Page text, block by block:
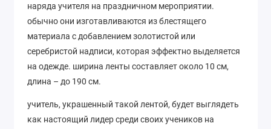
наряда учителя на праздничном мероприятии.
обычно они изготавливаются из блестящего
материала с добавлением золотистой или
серебристой надписи, которая эффектно выделяется
на одежде. ширина ленты составляет около 10 см,
длина – до 190 см.
учитель, украшенный такой лентой, будет выглядеть
как настоящий лидер среди своих учеников на